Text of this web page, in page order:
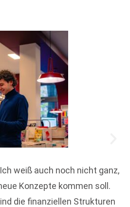
weiß auch noch nicht ganz,
Konzepte kommen soll.
die finanziellen Strukturen